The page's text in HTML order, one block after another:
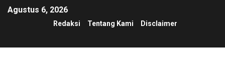
Agustus 6, 2026
Redaksi Tentang Kami Disclaimer